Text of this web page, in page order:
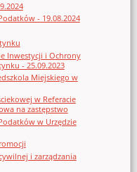
- 19.08.2024
Inwestycji i Ochrony
- 25.09.2023
Miejskiego w
w Referacie
na zastępstwo
w Urzędzie
i zarządzania